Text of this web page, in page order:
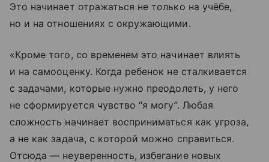
Это начинает отражаться не только на учёбе,
но и на отношениях с окружающими.
«Кроме того, со временем это начинает влиять
и на самооценку. Когда ребенок не сталкивается
с задачами, которые нужно преодолеть, у него
не сформируется чувство “я могу”. Любая
сложность начинает восприниматься как угроза,
а не как задача, с которой можно справиться.
Отсюда — неуверенность, избегание новых